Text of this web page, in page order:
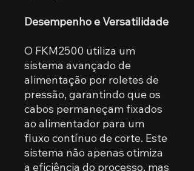
Desempenho e Versatilidade
O FKM2500 utiliza um
sistema avançado de
alimentação por roletes de
pressão, garantindo que os
cabos permaneçam fixados
ao alimentador para um
fluxo contínuo de corte. Este
sistema não apenas otimiza
a eficiência do processo, mas